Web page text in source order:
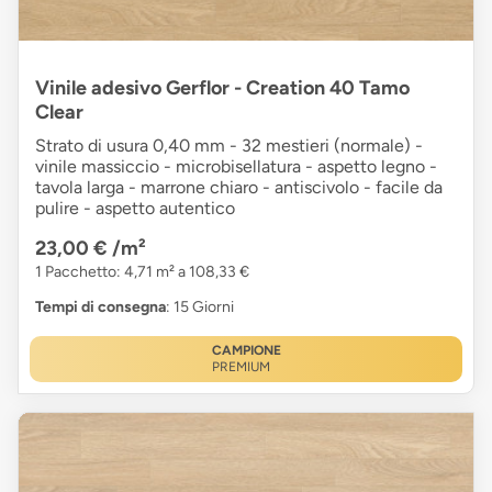
Vinile adesivo Gerflor - Creation 40 Tamo
Clear
Strato di usura 0,40 mm - 32 mestieri (normale) -
vinile massiccio - microbisellatura - aspetto legno -
tavola larga - marrone chiaro - antiscivolo - facile da
pulire - aspetto autentico
23,00 € /m²
1 Pacchetto: 4,71 m² a 108,33 €
Tempi di consegna: 15 Giorni
CAMPIONE
PREMIUM